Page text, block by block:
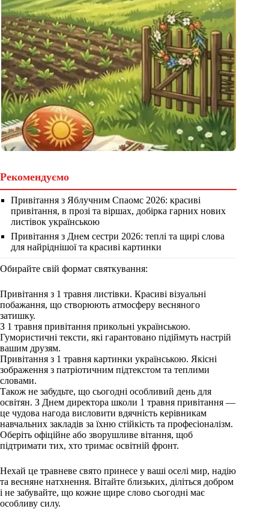
Рекомендуємо
Привітання з Яблучним Спаомс 2026: красиві
привітання, в прозі та віршах, добірка гарних нових
листівок українською
Привітання з Днем сестри 2026: теплі та щирі слова
для найріднішої та красиві картинки
Обирайте свій формат святкування:
Привітання з 1 травня листівки. Красиві візуальні
побажання, що створюють атмосферу весняного
затишку.
З 1 травня привітання прикольні українською.
Гумористичні тексти, які гарантовано підіймуть настрій
вашим друзям.
Привітання з 1 травня картинки українською. Якісні
зображення з патріотичним підтекстом та теплими
словами.
Також не забудьте, що сьогодні особливий день для
освітян. З Днем директора школи 1 травня привітання —
це чудова нагода висловити вдячність керівникам
навчальних закладів за їхню стійкість та професіоналізм.
Оберіть офіційне або зворушливе вітання, щоб
підтримати тих, хто тримає освітній фронт.
Нехай це травневе свято принесе у ваші оселі мир, надію
та весняне натхнення. Вітайте близьких, діліться добром
і не забувайте, що кожне щире слово сьогодні має
особливу силу.